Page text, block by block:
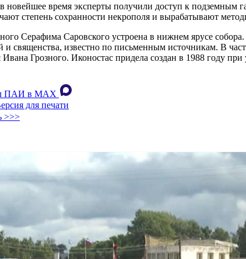
новейшее время эксперты получили доступ к
степень сохранности некрополя и вырабатывают
Серафима Саровского устроена в нижнем ярусе
и священства, известно по письменным источникам. В
Ивана Грозного. Иконостас придела создан в 1988 году
ПАИ в MAХ
для печати
>>>